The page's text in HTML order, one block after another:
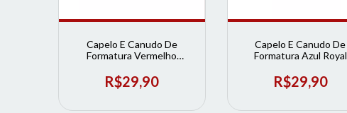
Capelo E Canudo De
Formatura Vermelho
R$29,90
Capelo E Canudo De
Formatura Azul Royal
R$29,90